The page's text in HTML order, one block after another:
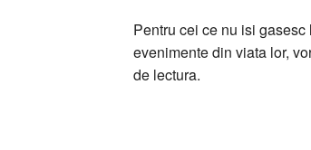
Pentru cei ce nu isi
evenimente din viata lor,
de lectura.